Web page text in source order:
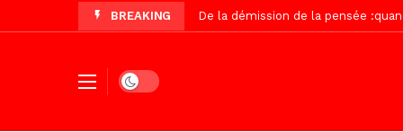
BREAKING Autoroute Dakar-Saint Louis, les
Dark mode